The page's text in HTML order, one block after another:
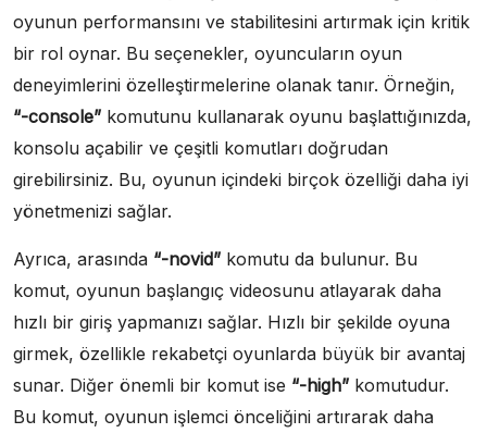
oyunun performansını ve stabilitesini artırmak için kritik
bir rol oynar. Bu seçenekler, oyuncuların oyun
deneyimlerini özelleştirmelerine olanak tanır. Örneğin,
“-console” komutunu kullanarak oyunu başlattığınızda,
konsolu açabilir ve çeşitli komutları doğrudan
girebilirsiniz. Bu, oyunun içindeki birçok özelliği daha iyi
yönetmenizi sağlar.
Ayrıca, arasında “-novid” komutu da bulunur. Bu
komut, oyunun başlangıç videosunu atlayarak daha
hızlı bir giriş yapmanızı sağlar. Hızlı bir şekilde oyuna
girmek, özellikle rekabetçi oyunlarda büyük bir avantaj
sunar. Diğer önemli bir komut ise “-high” komutudur.
Bu komut, oyunun işlemci önceliğini artırarak daha